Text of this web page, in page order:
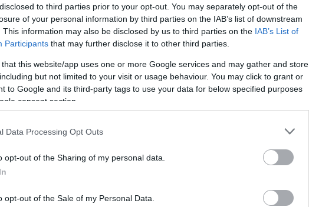
to third parties prior to your opt-out. You may separately opt-out of the
of your personal information by third parties on the IAB’s list of downstream
This information may also be disclosed by us to third parties on the IAB’s List of
Participants that may further disclose it to other third parties.
that this website/app uses one or more Google services and may gather and store
but not limited to your visit or usage behaviour. You may click to grant or
to Google and its third-party tags to use your data for below specified purposes
consent section.
Data Processing Opt Outs
opt-out of the Sharing of my personal data.
opt-out of the Sale of my Personal Data.
Comunio, más una extra con el partido
Ünal. El turco está en su mejor momento
el MVP del mes con 50 puntos.
36 puntos)
de temporada, pero sigue ganando
LaLiga. Los blancos sumaron 10 de los 12
5 goles y no recibieron ninguno. Dos de
Asensio.
dio el triunfo al Real Madrid contra el Granada en